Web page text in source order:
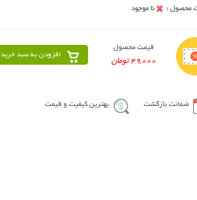
قیمت محصول
49,000 تومان
افزودن به سبد خرید
ضمانت بازگشت بهترین کیفیت و قیمت